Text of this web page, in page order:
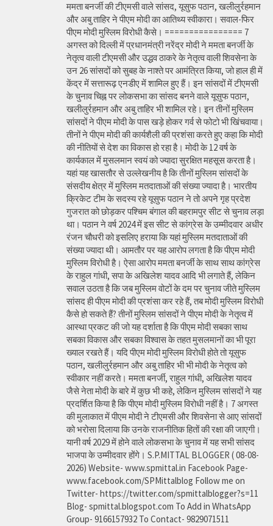
ममता बनर्जी की टीएमसी वाले सांसद, यूसुफ पठान, खलीलुर्रहमान
और अबु ताहिर ने पीएम मोदी का आतिथ्य स्वीकारा। सवाल-फिर
पीएम मोदी मुस्लिम विरोधी कैसे। ================ 7
अगस्त को दिल्ली में प्रधानमंत्री नरेंद्र मोदी ने ममता बनर्जी के
नेतृत्व वाली टीएमसी और उद्धव ठाकरे के नेतृत्व वाली शिवसेना के
उन 26 सांसदों को सुबह के नाश्ते पर आमंत्रित किया, जो हाल ही में
केंद्र में सत्तारूढ़ एनडीए में शामिल हुए हैं। इन सांसदों में टीएमसी
के चुनाव चिह्न पर लोकसभा का सांसद बनने वाले यूसुफ पठान,
खलीलुर्रहमान और अबु ताहिर भी शामिल रहे। इन तीनों मुस्लिम
सांसदों ने पीएम मोदी के पास खड़े होकर गर्व से फोटो भी खिंचवाया।
तीनों ने पीएम मोदी की कार्यशैली की प्रशंसा करते हुए कहा कि मोदी
की नीतियों से देश का विकास हो रहा है। मोदी के 12 वर्ष के
कार्यकाल में मुसलमान स्वयं को ज्यादा सुरक्षित महसूस करता है।
यहां यह खासतौर से उल्लेखनीय है कि तीनों मुस्लिम सांसदों के
संसदीय क्षेत्र में मुस्लिम मतदाताओं की संख्या ज्यादा है। भारतीय
क्रिकेट टीम के सदस्य रहे यूसुफ पठान ने तो अपने गृह प्रदेश
गुजरात को छोड़कर पश्चिम बंगाल की बहरामपुर सीट से चुनाव लड़ा
था। पठान ने वर्ष 2024 में इस सीट से कांग्रेस के उम्मीदवार अधीर
रंजन चौधरी को इसलिए हराया कि यहां मुस्लिम मतदाताओं की
संख्या ज्यादा थी। आमतौर पर यह आरोप लगता है कि पीएम मोदी
मुस्लिम विरोधी है। ऐसा आरोप ममता बनर्जी के साथ साथ कांग्रेस
के राहुल गांधी, सपा के अखिलेश यादव आदि भी लगाते हैं, लेकिन
सवाल उठता है कि जब मुस्लिम वोटों के दम पर चुनाव जीते मुस्लिम
सांसद ही पीएम मोदी की प्रशंसा कर रहे हैं, तब मोदी मुस्लिम विरोधी
कैसे हो सकते हैं? तीनों मुस्लिम सांसदों ने पीएम मोदी के नेतृत्व में
आस्था प्रकट की जो यह दर्शाता है कि पीएम मोदी सबका साथ
सबका विकास और सबका विश्वास के तहत मुसलमानों का भी पूरा
ख्याल रखते हैं। यदि पीएम मोदी मुस्लिम विरोधी होते तो यूसुफ
पठान, खलीलुर्रहमान और अबु ताहिर भी भी मोदी के नेतृत्व को
स्वीकार नहीं करते। ममता बनर्जी, राहुल गांधी, अखिलेश यादव
जैसे नेता मोदी के बारे में कुछ भी कहे, लेकिन मुस्लिम सांसदों ने यह
प्रदर्शित किया है कि पीएम मोदी मुस्लिम विरोधी नहीं है। 7 अगस्त
की मुलाकात में पीएम मोदी ने टीएमसी और शिवसेना से आए सांसदों
को भरोसा दिलाया कि उनके राजनीतिक हितों की रक्षा की जाएगी।
यानी वर्ष 2029 में होने वाले लोकसभा के चुनाव में यह सभी सांसद
भाजपा के उम्मीदवार होंगे। S.P.MITTAL BLOGGER ( 08-08-
2026) Website- www.spmittal.in Facebook Page-
www.facebook.com/SPMittalblog Follow me on
Twitter- https://twitter.com/spmittalblogger?s=11
Blog- spmittal.blogspot.com To Add in WhatsApp
Group- 9166157932 To Contact- 9829071511